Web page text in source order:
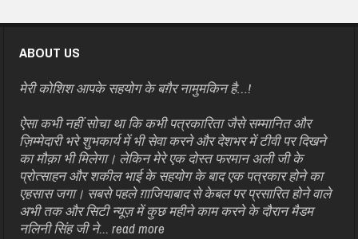
ABOUT US
मेरी कोशिश आपके सहयोग के बग़ैर नामुमकिन है…!
ऐसा कभी नहीं सोचा था कि कभी पत्रकारिता जैसे सम्मानित और
ज़िम्मेदारी भरे शुभकार्य में भी सेवा करने और देशभर में टीवी पर दिखने
का मौक़ा भी मिलेगा। लेकिन मेरे एक दोस्त फरमान अली जी के
प्रोत्साहन और शकील भाई के सहयोग के बाद एक पत्रकार होने का
एहसास जगा। सबसे पहले ग़ाजियाबाद से केबल पर प्रसारित होने वाले
अभी तक और सिटी न्यूज़ में कुछ महीने काम करने के दौरान मैडम
नलिनी सिंह जी ने...read more